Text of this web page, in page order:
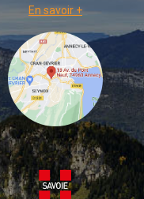
En savoir +